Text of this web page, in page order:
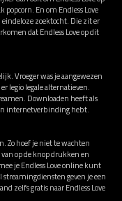
En om Endless Love
zoektocht. Die zit er
dat Endless Love op dit
Vroeger was je aangewezen
legio legale alternatieven.
Downloaden heeft als
internetverbinding hebt.
Zo hoef je niet te wachten
op de knop drukken en
je Endless Love online kunt
geven je een
zelfs gratis naar Endless Love